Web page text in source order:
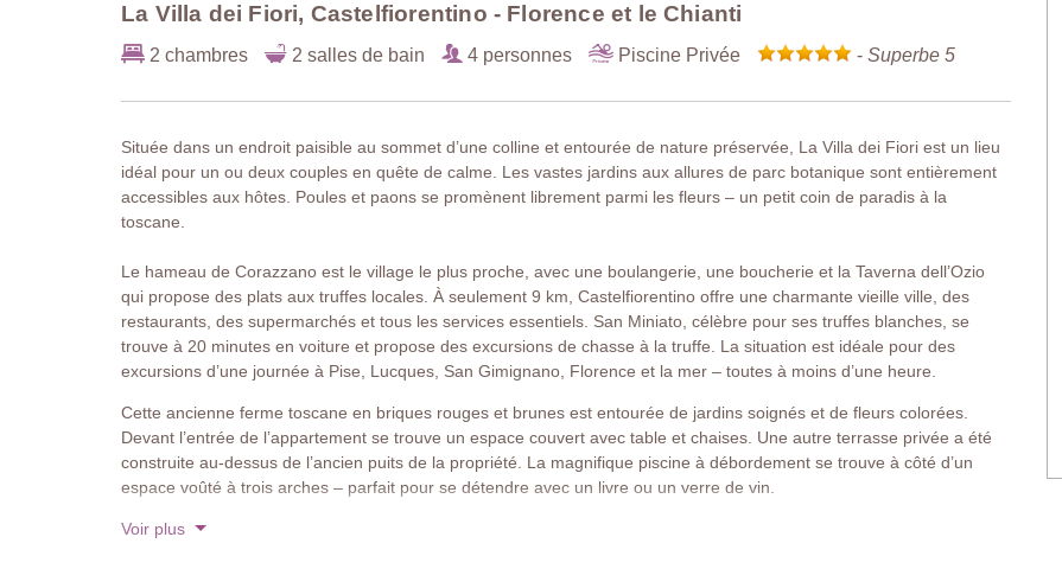
La Villa dei Fiori, Castelfiorentino - Florence et le Chianti
2 chambres 2 salles de bain 4 personnes Piscine Privée - Superbe 5
Située dans un endroit paisible au sommet d’une colline et entourée de nature préservée, La Villa dei Fiori est un lieu
idéal pour un ou deux couples en quête de calme. Les vastes jardins aux allures de parc botanique sont entièrement
accessibles aux hôtes. Poules et paons se promènent librement parmi les fleurs – un petit coin de paradis à la
toscane.
Le hameau de Corazzano est le village le plus proche, avec une boulangerie, une boucherie et la Taverna dell’Ozio
qui propose des plats aux truffes locales. À seulement 9 km, Castelfiorentino offre une charmante vieille ville, des
restaurants, des supermarchés et tous les services essentiels. San Miniato, célèbre pour ses truffes blanches, se
trouve à 20 minutes en voiture et propose des excursions de chasse à la truffe. La situation est idéale pour des
excursions d’une journée à Pise, Lucques, San Gimignano, Florence et la mer – toutes à moins d’une heure.
Cette ancienne ferme toscane en briques rouges et brunes est entourée de jardins soignés et de fleurs colorées.
Devant l’entrée de l’appartement se trouve un espace couvert avec table et chaises. Une autre terrasse privée a été
construite au-dessus de l’ancien puits de la propriété. La magnifique piscine à débordement se trouve à côté d’un
espace voûté à trois arches – parfait pour se détendre avec un livre ou un verre de vin.
Le logement comprend deux niveaux avec un sous-sol abritant une buanderie et une petite cave à vin. Les hôtes
Voir plus